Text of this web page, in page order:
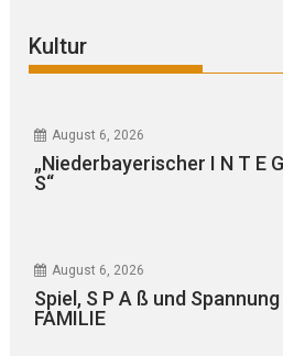
Kultur
August 6, 2026
„Niederbayerischer I N T E
S“
August 6, 2026
Spiel, S P A ß und
FAMILIE